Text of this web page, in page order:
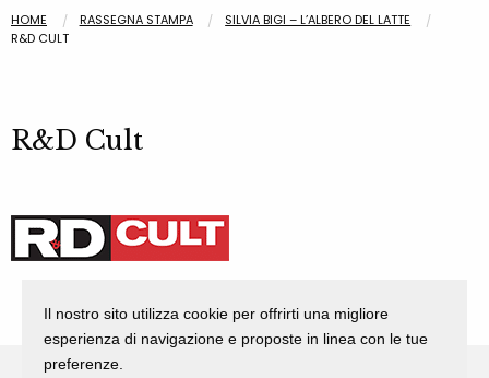
HOME RASSEGNA STAMPA
SILVIA BIGI – L’ALBERO DEL LATTE
R&D CULT
R&D Cult
Il nostro sito utilizza cookie per offrirti una migliore
esperienza di navigazione e proposte in linea con le tue
preferenze.